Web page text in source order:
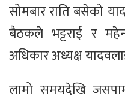
सोमबार राति बसेको
बैठकले भट्टराई र
अधिकार अध्यक्ष
लामो समयदेखि